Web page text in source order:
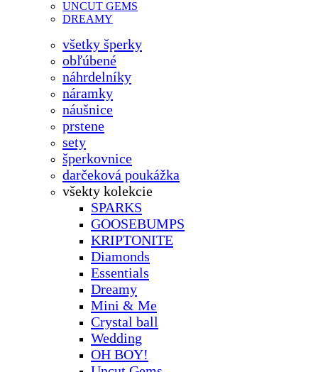
UNCUT GEMS
DREAMY
všetky šperky
obľúbené
náhrdelníky
náramky
náušnice
prstene
sety
šperkovnice
darčeková poukážka
všekty kolekcie
SPARKS
GOOSEBUMPS
KRIPTONITE
Diamonds
Essentials
Dreamy
Mini & Me
Crystal ball
Wedding
OH BOY!